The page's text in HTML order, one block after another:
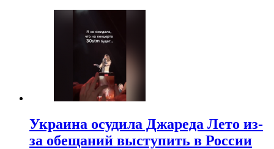
Украина осудила Джареда Лето из-
за обещаний выступить в России